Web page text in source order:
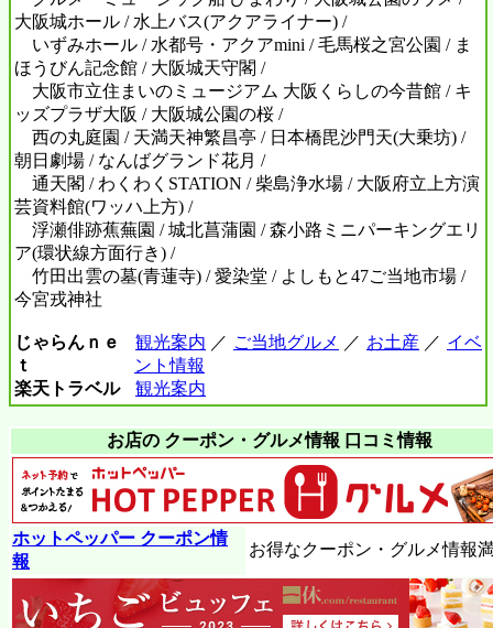
大阪城ホール / 水上バス(アクアライナー) /
いずみホール / 水都号・アクアmini / 毛馬桜之宮公園 / ま
ほうびん記念館 / 大阪城天守閣 /
大阪市立住まいのミュージアム 大阪くらしの今昔館 / キ
ッズプラザ大阪 / 大阪城公園の桜 /
西の丸庭園 / 天満天神繁昌亭 / 日本橋毘沙門天(大乗坊) /
朝日劇場 / なんばグランド花月 /
通天閣 / わくわくSTATION / 柴島浄水場 / 大阪府立上方演
芸資料館(ワッハ上方) /
浮瀬俳跡蕉蕪園 / 城北菖蒲園 / 森小路ミニパーキングエリ
ア(環状線方面行き) /
竹田出雲の墓(青蓮寺) / 愛染堂 / よしもと47ご当地市場 /
今宮戎神社
じゃらんｎｅ
ｔ
観光案内 ／ ご当地グルメ ／ お土産 ／ イベ
ント情報
楽天トラベル
観光案内
お店の クーポン・グルメ情報 口コミ情報
ホットペッパー クーポン情
報
お得なクーポン・グルメ情報